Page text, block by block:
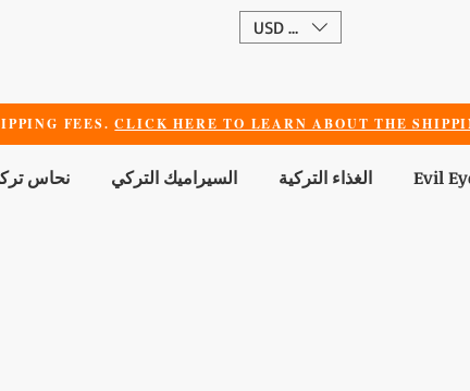
USD ($)
FEES.CLICK HERE TO LEARN ABOUT THE
نحاس السيراميك التركي الغذاء التركية Evil